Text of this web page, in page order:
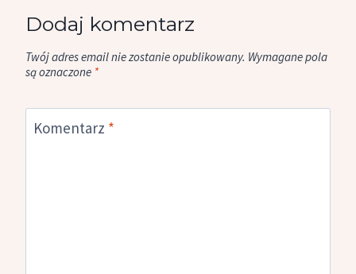
Dodaj komentarz
Twój adres email nie zostanie opublikowany. Wymagane pola
są oznaczone *
Komentarz *